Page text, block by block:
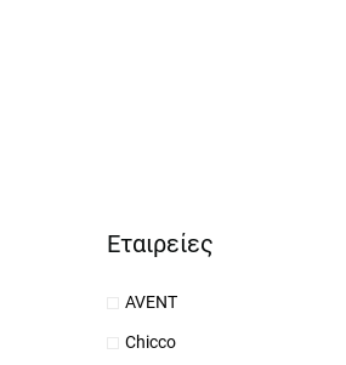
Εταιρείες
AVENT
Chicco